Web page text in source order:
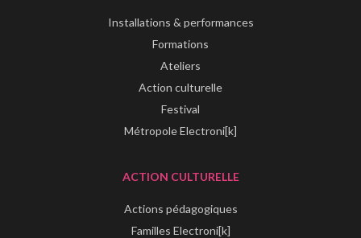
Installations & performances
Formations
Ateliers
Action culturelle
Festival
Métropole Electroni[k]
ACTION CULTURELLE
Actions pédagogiques
Familles Electroni[k]